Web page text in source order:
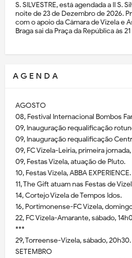
S. SILVESTRE, está agendada a II S.
noite de 23 de Dezembro de 2026.
com o apoio da Câmara de Vizela e
Braga sai da Praça da República às
A G E N D A
AGOSTO
08, Festival Internacional Bombos
09, Inauguração requalificação
09, Inauguração requalificação
09, FC Vizela-Leiria, primeira
09, Festas Vizela, atuação de Pluto.
10, Festas Vizela, ABBA EXPERIENCE.
11, The Gift atuam nas Festas de
14, Cortejo Vizela de Tempos Idos.
16, Portimonense-FC Vizela,
22, FC Vizela-Amarante, sábado,
***
29, Torreense-Vizela, sábado, 20h30.
SETEMBRO